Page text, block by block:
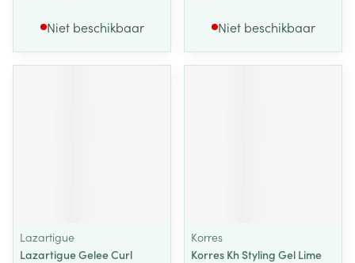
Niet beschikbaar Niet beschikbaar
Lazartigue
Lazartigue Gelee Curl
Korres
Korres Kh Styling Gel Lime